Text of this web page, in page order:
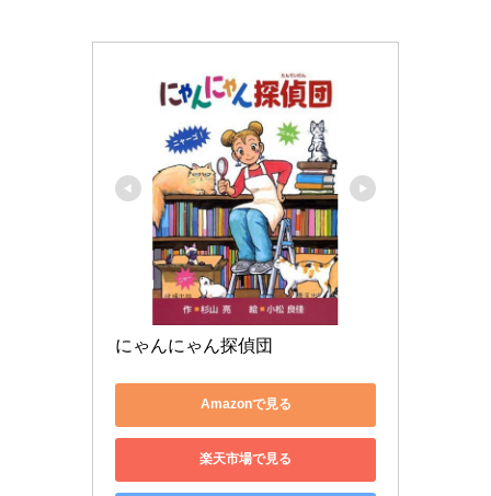
にゃんにゃん探偵団
Amazonで見る
楽天市場で見る